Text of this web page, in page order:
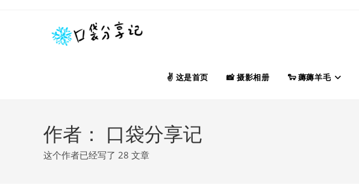
这是首页 摄影相册 薅薅羊毛
作者： 口袋分享记
这个作者已经写了 28 文章